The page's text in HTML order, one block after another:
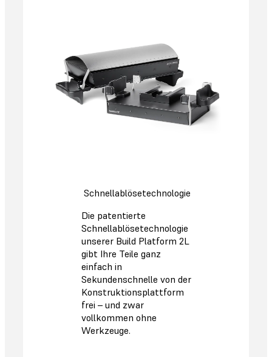
Schnellablösetechnologie
Die patentierte
Schnellablösetechnologie
unserer Build Platform 2L
gibt Ihre Teile ganz
einfach in
Sekundenschnelle von der
Konstruktionsplattform
frei – und zwar
vollkommen ohne
Werkzeuge.